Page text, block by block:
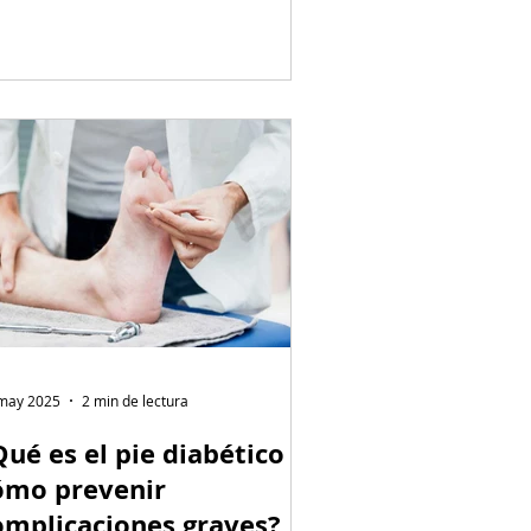
es el pie diabético y
prevenir
2025 2 min de lectura